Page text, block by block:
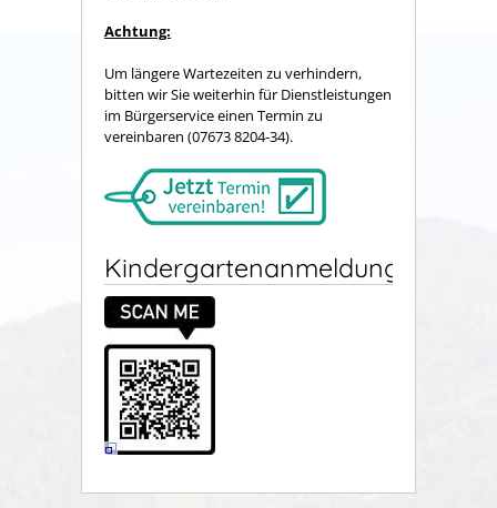
Achtung:
Um längere Wartezeiten zu verhindern,
bitten wir Sie weiterhin für Dienstleistungen
im Bürgerservice einen Termin zu
vereinbaren (07673 8204-34).
Kindergartenanmeldung